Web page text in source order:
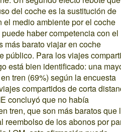
del coche es la sustitución de
el medio ambiente por el coche
haber competencia con el
más barato viajar en coche
público. Para los viajes
está bien identificado: una
tren (69%) según la encuesta
compartidos de corta
concluyó que no había
tren, que son más baratos que
reembolso de los abonos por